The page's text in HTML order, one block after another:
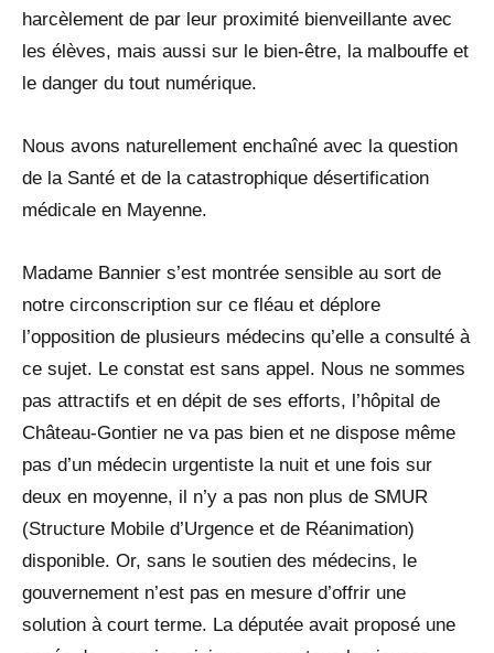
harcèlement de par leur proximité bienveillante avec
les élèves, mais aussi sur le bien-être, la malbouffe et
le danger du tout numérique.
Nous avons naturellement enchaîné avec la question
de la Santé et de la catastrophique désertification
médicale en Mayenne.
Madame Bannier s’est montrée sensible au sort de
notre circonscription sur ce fléau et déplore
l’opposition de plusieurs médecins qu’elle a consulté à
ce sujet. Le constat est sans appel. Nous ne sommes
pas attractifs et en dépit de ses efforts, l’hôpital de
Château-Gontier ne va pas bien et ne dispose même
pas d’un médecin urgentiste la nuit et une fois sur
deux en moyenne, il n’y a pas non plus de SMUR
(Structure Mobile d’Urgence et de Réanimation)
disponible. Or, sans le soutien des médecins, le
gouvernement n’est pas en mesure d’offrir une
solution à court terme. La députée avait proposé une